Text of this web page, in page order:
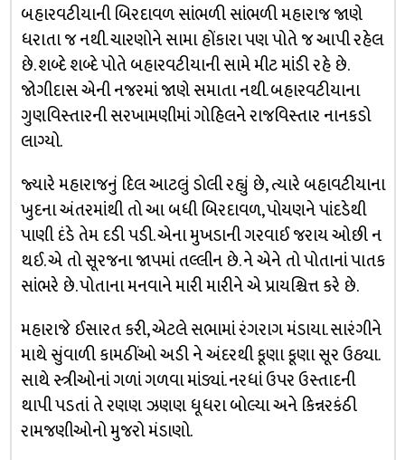
બહારવટીયાની બિરદાવળ સાંભળી સાંભળી મહારાજ જાણે
ધરાતા જ નથી. ચારણોને સામા હોંકારા પણ પોતે જ આપી રહેલ
છે. શબ્દે શબ્દે પોતે બહારવટીયાની સામે મીટ માંડી રહે છે.
જોગીદાસ એની નજરમાં જાણે સમાતા નથી. બહારવટીયાના
ગુણવિસ્તારની સરખામણીમાં ગોહિલને રાજવિસ્તાર નાનકડો
લાગ્યો.
જ્યારે મહારાજનું દિલ આટલું ડોલી રહ્યું છે, ત્યારે બહાવટીયાના
ખુદના અંતરમાંથી તો આ બધી બિરદાવળ, પોયણને પાંદડેથી
પાણી દંડે તેમ દડી પડી. એના મુખડાની ગરવાઈ જરાય ઓછી ન
થઈ. એ તો સૂરજના જાપમાં તલ્લીન છે. ને એને તો પોતાનાં પાતક
સાંભરે છે. પોતાના મનવાને મારી મારીને એ પ્રાયશ્ચિત્ત કરે છે.
મહારાજે ઈસારત કરી, એટલે સભામાં રંગરાગ મંડાયા. સારંગીને
માથે સુંવાળી કામઠીંઓ અડી ને અંદરથી કૂણા કૂણા સૂર ઉઠ્યા.
સાથે સ્ત્રીઓનાં ગળાં ગળવા માંડ્યાં. નરધાં ઉપર ઉસ્તાદની
થાપી પડતાં તે રણણ ઝણણ ધૂધરા બોલ્યા અને કિન્નરકંઠી
રામજણીઓનો મુજરો મંડાણો.